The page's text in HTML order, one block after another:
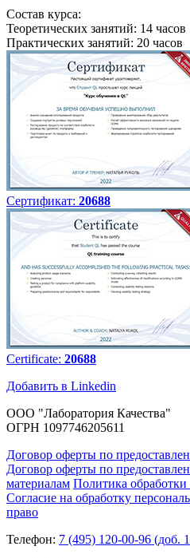
Состав курса:
Теоретических занятий: 14 часов
Практических занятий: 20 часов
Сертификат: 20688
Certificate: 20688
Добавить в Linkedin
ООО "Лаборатория Качества"
ОГРН 1097746205611
Договор оферты по
Договор оферты по
материалам Политика
Согласие на обработку
право
Телефон: 7 (495) 120-00-96 (доб.